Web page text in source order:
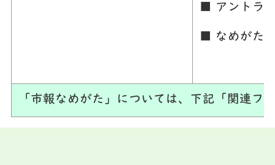
■ アントラ
■ なめがた
「市報なめがた」については、下記「関連